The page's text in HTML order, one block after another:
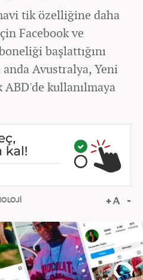
tik özelliğine daha
Facebook ve
başlattığını
Avustralya, Yeni
kullanılmaya